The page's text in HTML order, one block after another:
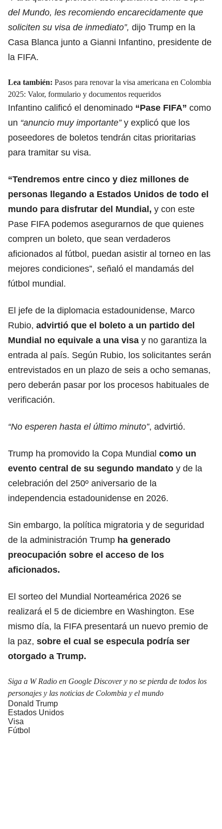
del Mundo, les recomiendo encarecidamente que
soliciten su visa de inmediato”, dijo Trump en la
Casa Blanca junto a Gianni Infantino, presidente de
la FIFA.
Lea también: Pasos para renovar la visa americana en Colombia
2025: Valor, formulario y documentos requeridos
Infantino calificó el denominado “Pase FIFA” como
un “anuncio muy importante” y explicó que los
poseedores de boletos tendrán citas prioritarias
para tramitar su visa.
“Tendremos entre cinco y diez millones de
personas llegando a Estados Unidos de todo el
mundo para disfrutar del Mundial, y con este
Pase FIFA podemos asegurarnos de que quienes
compren un boleto, que sean verdaderos
aficionados al fútbol, puedan asistir al torneo en las
mejores condiciones”, señaló el mandamás del
fútbol mundial.
El jefe de la diplomacia estadounidense, Marco
Rubio, advirtió que el boleto a un partido del
Mundial no equivale a una visa y no garantiza la
entrada al país. Según Rubio, los solicitantes serán
entrevistados en un plazo de seis a ocho semanas,
pero deberán pasar por los procesos habituales de
verificación.
“No esperen hasta el último minuto”, advirtió.
Trump ha promovido la Copa Mundial como un
evento central de su segundo mandato y de la
celebración del 250º aniversario de la
independencia estadounidense en 2026.
Sin embargo, la política migratoria y de seguridad
de la administración Trump ha generado
preocupación sobre el acceso de los
aficionados.
El sorteo del Mundial Norteamérica 2026 se
realizará el 5 de diciembre en Washington. Ese
mismo día, la FIFA presentará un nuevo premio de
la paz, sobre el cual se especula podría ser
otorgado a Trump.
Siga a W Radio en Google Discover y no se pierda de todos los
personajes y las noticias de Colombia y el mundo
Donald Trump
Estados Unidos
Visa
Fútbol